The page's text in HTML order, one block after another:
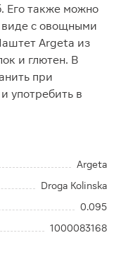
Его также можно
виде с овощными
Argeta из
и глютен. В
при
употребить в
Argeta
Droga Kolinska
0.095
1000083168